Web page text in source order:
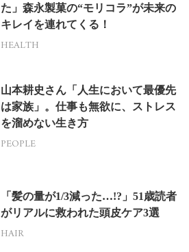
た」森永製菓の“モリコラ”が未来の
キレイを連れてくる！
HEALTH
山本耕史さん「人生において最優先
は家族」。仕事も無欲に、ストレス
を溜めない生き方
PEOPLE
「髪の量が1/3減った…!?」51歳読者
がリアルに救われた頭皮ケア3選
HAIR